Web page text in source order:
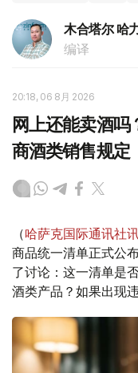
木合塔尔 哈
编译
20:18, 06 8月 2026
网上还能卖酒
商酒类销售规定
（哈萨克国际通讯社
商品统一清单正式公
了讨论：这一清单是
酒类产品？如果出现